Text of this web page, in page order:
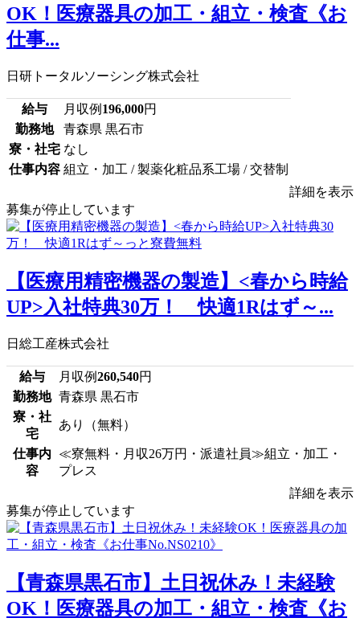
OK！医療器具の加工・組立・検査《お
仕事...
日研トータルソーシング株式会社
給与 月収例 196,000円
勤務地
青森県 黒石市
寮・社宅 なし
仕事内容 組立・加工 / 製薬化粧品系工場 / 交替制
詳細を表示
募集が停止しています
【医療用精密機器の製造】<春から時給
UP>入社特典30万！ 快適1Rはず～...
日総工産株式会社
給与 月収例260,540円
勤務地 青森県 黒石市
寮・社
宅
あり（無料）
仕事内
容
≪寮無料・月収26万円・派遣社員≫組立・加工・
プレス
詳細を表示
募集が停止しています
【青森県黒石市】土日祝休み！未経験
OK！医療器具の加工・組立・検査《お